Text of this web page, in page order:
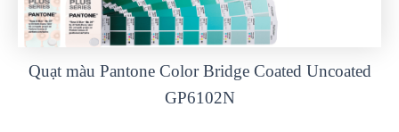
Quạt màu Pantone Color Bridge Coated Uncoated
GP6102N